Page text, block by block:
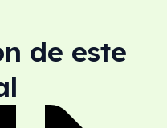
de este